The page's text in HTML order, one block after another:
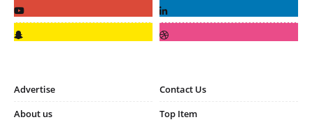
Advertise
Contact Us
About us
Top Item